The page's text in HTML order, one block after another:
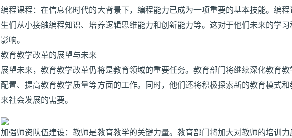
编程课程：在信息化时代的大背景下，编程能力已成为一项重要的基本技能。编
生们从小接触编程知识、培养逻辑思维能力和创新能力等。这对于他们未来的学
影响。
教育教学改革的展望与未来
展望未来，教育教学改革仍将是教育领域的重要任务。教育部门将继续深化教育
配置、提高教育教学质量等方面的工作。同时，他们还将积极探索新的教育模式
来社会发展的需要。
加强师资队伍建设：教师是教育教学的关键力量。教育部门将加大对教师的培训